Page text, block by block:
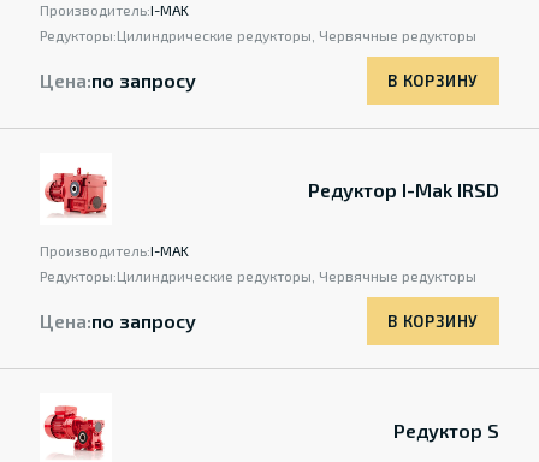
Производитель:I-MAK
Редукторы:Цилиндрические редукторы, Червячные редукторы
Цена:по запросу В КОРЗИНУ
Редуктор I-Mak IRSD
Производитель:I-MAK
Редукторы:Цилиндрические редукторы, Червячные редукторы
Цена:по запросу В КОРЗИНУ
Редуктор S